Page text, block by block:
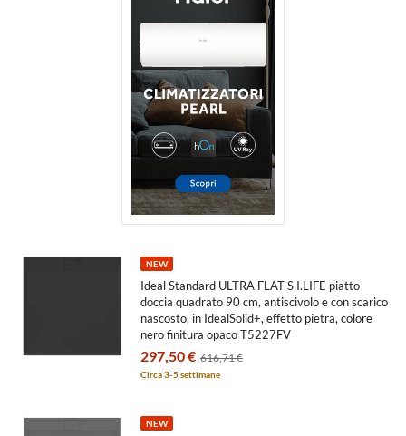
NEW
Ideal Standard ULTRA FLAT S I.LIFE piatto
doccia quadrato 90 cm, antiscivolo e con scarico
nascosto, in IdealSolid+, effetto pietra, colore
nero finitura opaco T5227FV
297,50 € 616,71 €
Circa 3-5 settimane
NEW